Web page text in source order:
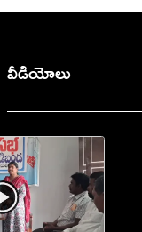
వీడియోలు